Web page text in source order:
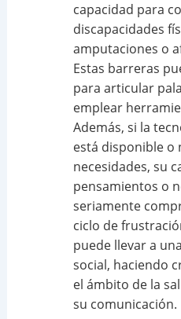
capacidad para
discapacidades
amputaciones o
Estas barreras
para articular
emplear
Además, si la
está disponible o
necesidades, su
pensamientos o
seriamente
ciclo de
puede llevar a
social, haciendo
el ámbito de la
su comunicación.